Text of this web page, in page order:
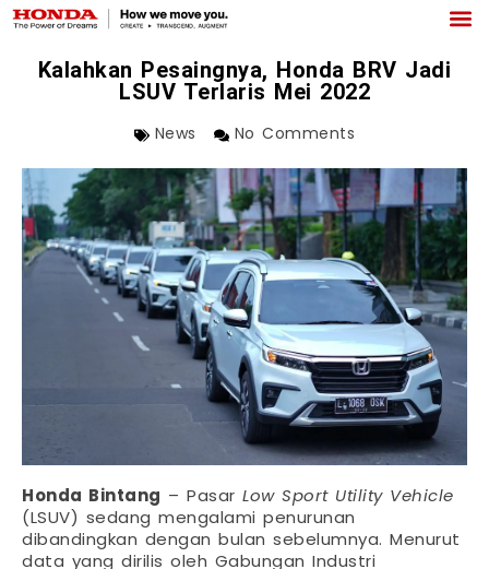
Kalahkan Pesaingnya, Honda BRV Jadi
LSUV Terlaris Mei 2022
News No Comments
Honda Bintang – Pasar Low Sport Utility Vehicle
(LSUV) sedang mengalami penurunan
dibandingkan dengan bulan sebelumnya. Menurut
data yang dirilis oleh Gabungan Industri